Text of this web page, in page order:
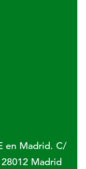
en Madrid. C/
Madrid